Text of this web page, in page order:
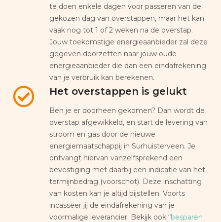
te doen enkele dagen voor passeren van de
gekozen dag van overstappen, maar het kan
vaak nog tot 1 of 2 weken na de overstap.
Jouw toekomstige energieaanbieder zal deze
gegeven doorzetten naar jouw oude
energieaanbieder die dan een eindafrekening
van je verbruik kan berekenen.
Het overstappen is gelukt
Ben je er doorheen gekomen? Dan wordt de
overstap afgewikkeld, en start de levering van
stroom en gas door de nieuwe
energiemaatschappij in Surhuisterveen. Je
ontvangt hiervan vanzelfsprekend een
bevestiging met daarbij een indicatie van het
termijnbedrag (voorschot). Deze inschatting
van kosten kan je altijd bijstellen. Voorts
incasseer jij de eindafrekening van je
voormalige leverancier. Bekijk ook “besparen